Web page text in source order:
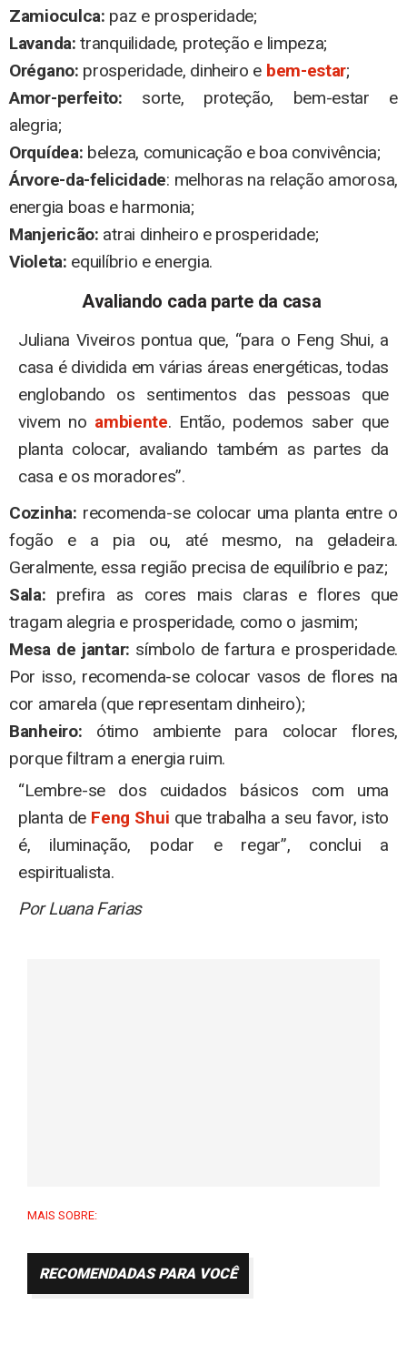
Zamioculca: paz e prosperidade;
Lavanda: tranquilidade, proteção e limpeza;
Orégano: prosperidade, dinheiro e bem-estar;
Amor-perfeito: sorte, proteção, bem-estar e
alegria;
Orquídea: beleza, comunicação e boa convivência;
Árvore-da-felicidade: melhoras na relação amorosa,
energia boas e harmonia;
Manjericão: atrai dinheiro e prosperidade;
Violeta: equilíbrio e energia.
Avaliando cada parte da casa
Juliana Viveiros pontua que, “para o Feng Shui, a
casa é dividida em várias áreas energéticas, todas
englobando os sentimentos das pessoas que
vivem no ambiente. Então, podemos saber que
planta colocar, avaliando também as partes da
casa e os moradores”.
Cozinha: recomenda-se colocar uma planta entre o
fogão e a pia ou, até mesmo, na geladeira.
Geralmente, essa região precisa de equilíbrio e paz;
Sala: prefira as cores mais claras e flores que
tragam alegria e prosperidade, como o jasmim;
Mesa de jantar: símbolo de fartura e prosperidade.
Por isso, recomenda-se colocar vasos de flores na
cor amarela (que representam dinheiro);
Banheiro: ótimo ambiente para colocar flores,
porque filtram a energia ruim.
“Lembre-se dos cuidados básicos com uma
planta deFeng Shui que trabalha a seu favor, isto
é, iluminação, podar e regar”, conclui a
espiritualista.
Por Luana Farias
MAIS SOBRE:
RECOMENDADAS PARA VOCÊ